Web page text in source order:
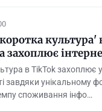
культура'
захоплює
в TikTok захоплює
завдяки унікальному
споживання інфо…